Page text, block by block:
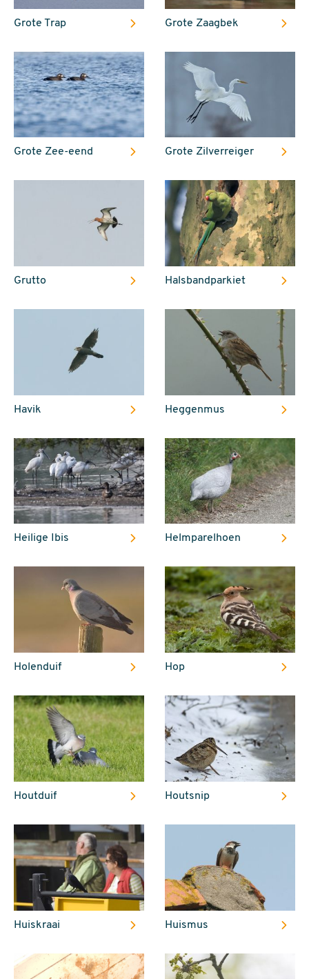
Grote Trap Grote Zaagbek
Grote Zee-eend Grote Zilverreiger
Grutto Halsbandparkiet
Havik Heggenmus
Heilige Ibis Helmparelhoen
Holenduif Hop
Houtduif Houtsnip
Huiskraai Huismus